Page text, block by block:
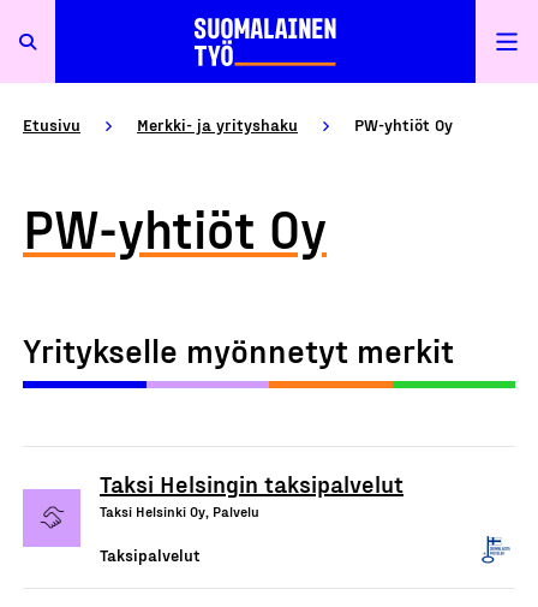
Etusivu Merkki- ja yrityshaku PW-yhtiöt Oy
PW-yhtiöt Oy
Yritykselle myönnetyt merkit
Taksi Helsingin taksipalvelut
Taksi Helsinki Oy, Palvelu
Taksipalvelut